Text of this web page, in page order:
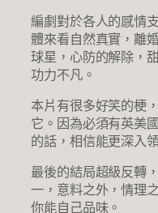
編劇對於各人的感情
體來看自然真實，離
球星，心防的解除，
功力不凡。
本片有很多好笑的梗
它。因為必須有英美
的話，相信能更深入
最後的結局超級反轉
一，意料之外，情理
你能自己品味。